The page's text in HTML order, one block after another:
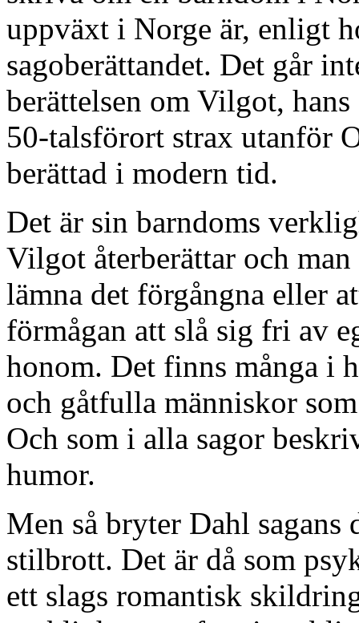
uppväxt i Norge är, enligt
sagoberättandet. Det går
berättelsen om Vilgot,
50-talsförort strax utanför
berättad i modern tid.
Det är sin barndoms
Vilgot återberättar och
lämna det förgångna eller
förmågan att slå sig fri av
honom. Det finns många i
och gåtfulla människor
Och som i alla sagor
humor.
Men så bryter Dahl
stilbrott. Det är då som
ett slags romantisk